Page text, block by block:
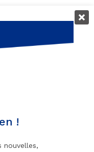
toute convivialité,
culturel et
Guinée et
(d’AKM
!
nouvelles,